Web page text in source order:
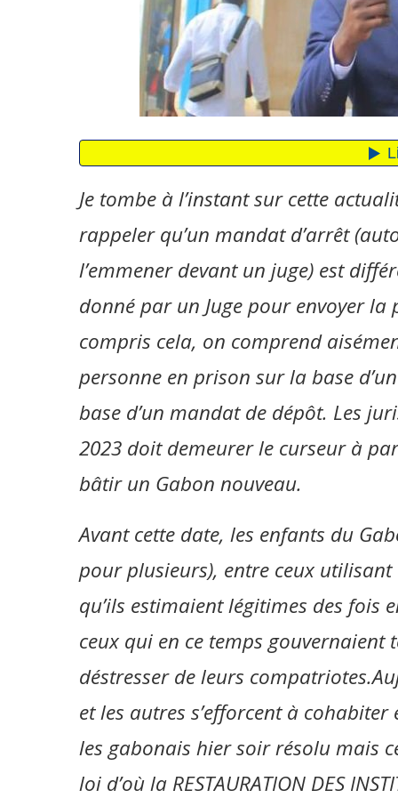
Je tombe à l’instant sur cette
rappeler qu’un mandat d’arrêt
l’emmener devant un juge) est
donné par un Juge pour envoyer
compris cela, on comprend
personne en prison sur la base
base d’un mandat de dépôt. Les
2023 doit demeurer le curseur à
bâtir un Gabon nouveau.
Avant cette date, les enfants du
pour plusieurs), entre ceux
qu’ils estimaient légitimes des fois
ceux qui en ce temps
déstresser de leurs
et les autres s’efforcent à
les gabonais hier soir résolu mais
loi d’où la RESTAURATION DES